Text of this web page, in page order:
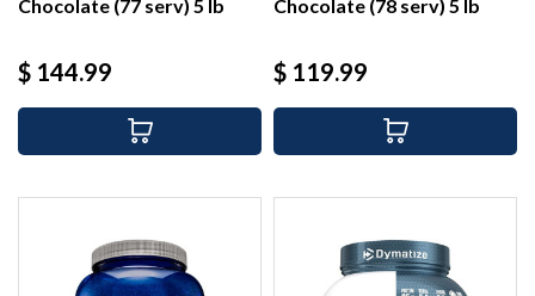
Chocolate (77 serv) 5 lb
Precio
$ 144.99
Chocolate (78 serv) 5 lb
Precio
$ 119.99